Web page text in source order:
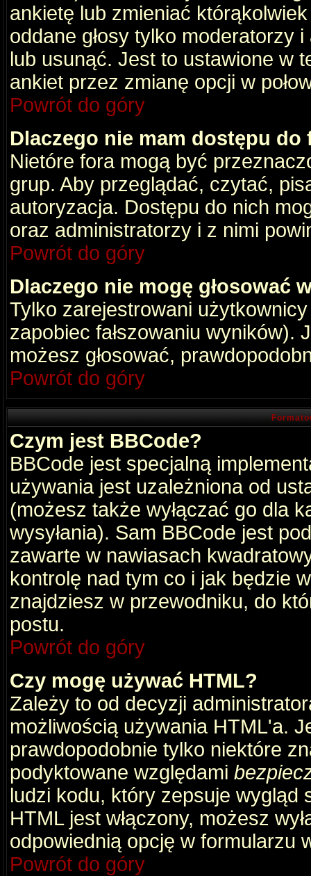
ankietę lub zmieniać
oddane głosy tylko moderatorzy
lub usunąć. Jest to ustawione w
ankiet przez zmianę opcji w
Powrót do góry
Dlaczego nie mam dostępu do
Nietóre fora mogą być
grup. Aby przeglądać, czytać,
autoryzacja. Dostępu do nich
oraz administratorzy i z nimi
Powrót do góry
Dlaczego nie mogę głosować
Tylko zarejestrowani
zapobiec fałszowaniu wyników).
możesz głosować,
Powrót do góry
Czym jest BBCode?
BBCode jest specjalną
używania jest uzależniona od
(możesz także wyłączać go dla
wysyłania). Sam BBCode jest
zawarte w nawiasach
kontrolę nad tym co i jak będzie
znajdziesz w przewodniku, do
postu.
Powrót do góry
Czy mogę używać HTML?
Zależy to od decyzji
możliwością używania HTML'a.
prawdopodobnie tylko niektóre
podyktowane względami
ludzi kodu, który zepsuje wygląd
HTML jest włączony, możesz
odpowiednią opcję w formularzu
Powrót do góry